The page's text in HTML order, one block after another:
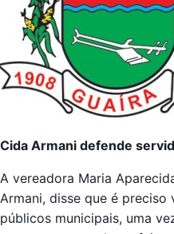
Cida Armani defende
A vereadora Maria
Armani, disse que é
públicos municipais, uma